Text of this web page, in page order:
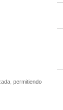
permitiendo